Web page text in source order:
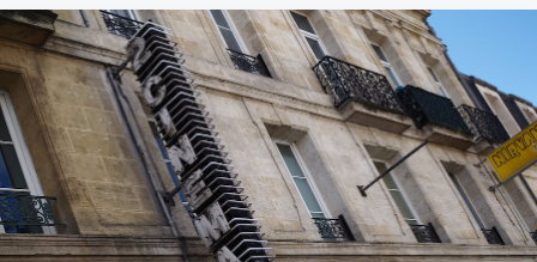
LE
COMPLEXE
AQUITAIN,
DERNIER
HÉRITAGE
DU
CINÉMA
X
EN
FRANCE